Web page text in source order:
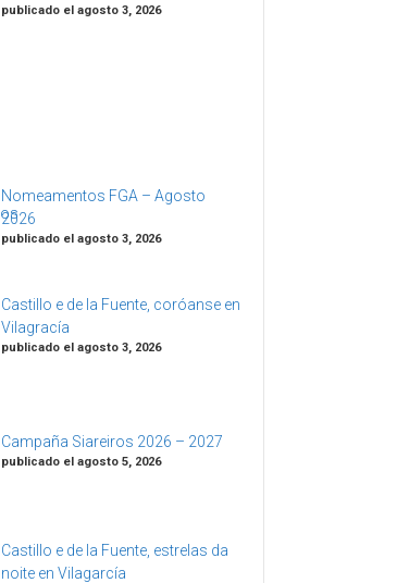
publicado el agosto 3, 2026
Nomeamentos FGA – Agosto
2026
publicado el agosto 3, 2026
Castillo e de la Fuente, coróanse en
Vilagracía
publicado el agosto 3, 2026
Campaña Siareiros 2026 – 2027
publicado el agosto 5, 2026
Castillo e de la Fuente, estrelas da
noite en Vilagarcía